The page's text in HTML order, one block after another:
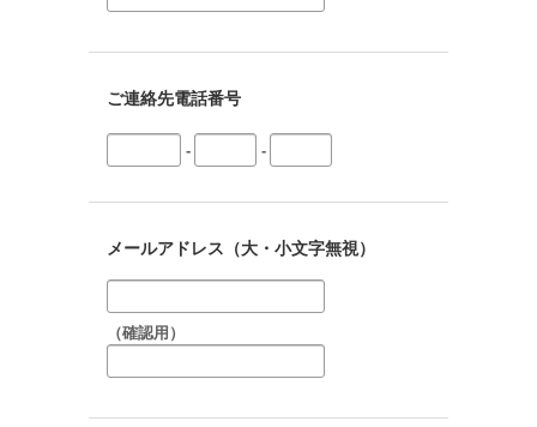
ご連絡先電話番号
- -
メールアドレス（大・小文字無視）
（確認用）